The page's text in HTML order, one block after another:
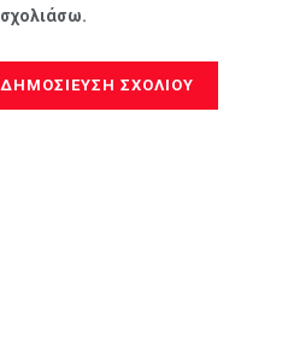
σχολιάσω.